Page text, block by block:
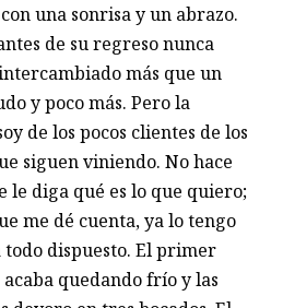
una sonrisa y un abrazo.
de su regreso nunca
más que un
y poco más. Pero la
de los pocos clientes de los
siguen viniendo. No hace
le diga qué es lo que quiero;
me dé cuenta, ya lo tengo
todo dispuesto. El primer
acaba quedando frío y las